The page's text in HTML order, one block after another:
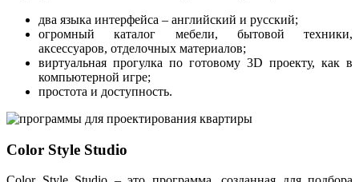
два языка интерфейса – английский и русский;
огромный каталог мебели, бытовой техники,
аксессуаров, отделочных материалов;
виртуальная прогулка по готовому 3D проекту, как в
компьютерной игре;
простота и доступность.
Color Style Studio